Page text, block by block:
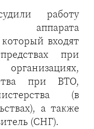
работу
входят
при
при ВТО,
(в
а также
(СНГ).